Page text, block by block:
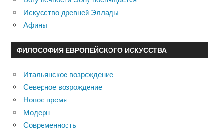
Искусство древней Эллады
Афины
ФИЛОСОФИЯ ЕВРОПЕЙСКОГО ИСКУССТВА
Итальянское возрождение
Северное возрождение
Новое время
Модерн
Современность